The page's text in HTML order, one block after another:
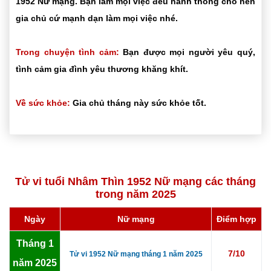
gia chủ cứ mạnh dạn làm mọi việc nhé.
Trong chuyện tình cảm: Bạn được mọi người yêu quý,
tình cảm gia đình yêu thương khăng khít.
Về sức khỏe: Gia chủ tháng này sức khỏe tốt.
Tử vi tuổi Nhâm Thìn 1952 Nữ mạng các tháng
trong năm 2025
Ngày Nữ mạng Điểm hợp
Tháng 1
năm 2025
Tử vi 1952 Nữ mạng tháng 1 năm 2025 7/10